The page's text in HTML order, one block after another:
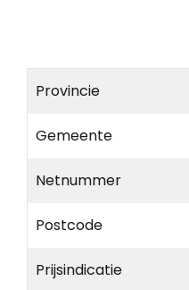
Provincie
Gemeente
Netnummer
Postcode
Prijsindicatie